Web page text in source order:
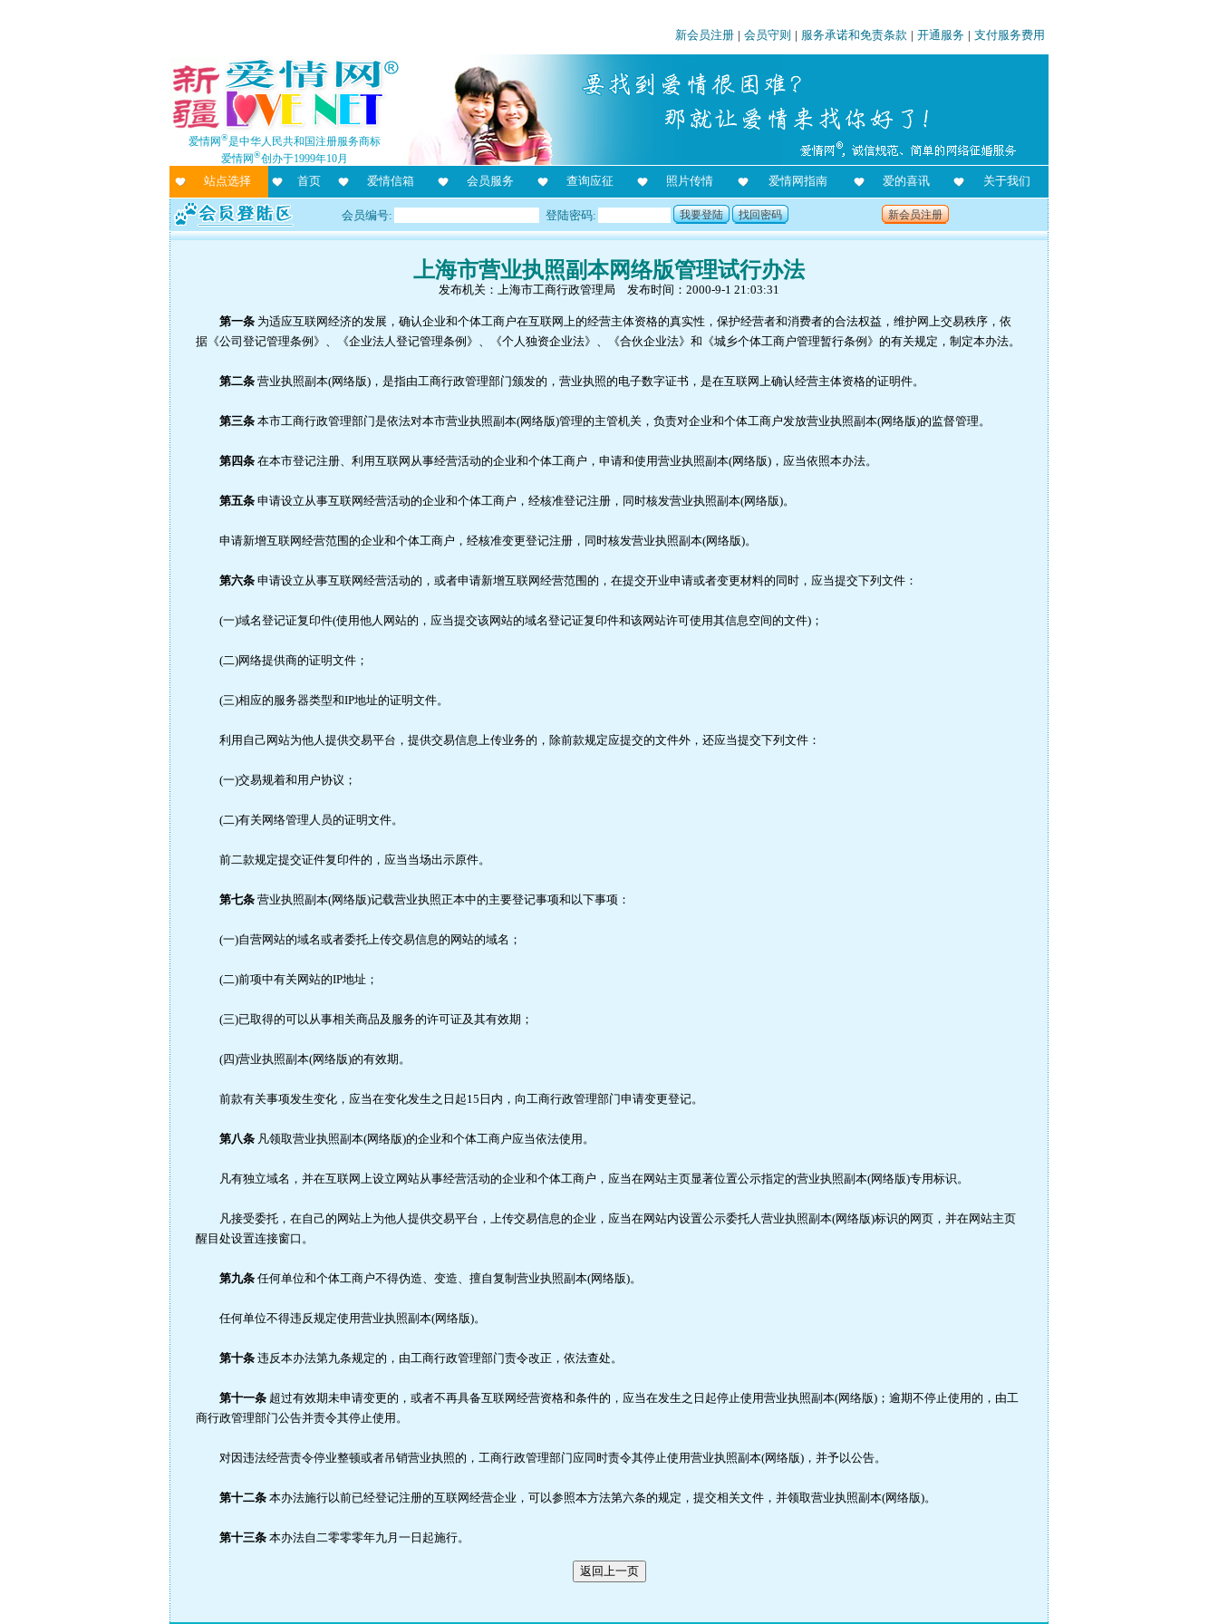
新会员注册 | 会员守则 | 服务承诺和免责条款 | 开通服务 | 支付服务费用
爱情网®是中华人民共和国注册服务商标
爱情网®创办于1999年10月
站点选择 首页 爱情信箱 会员服务 查询应征 照片传情 爱情网指南 爱的喜讯 关于我们
会员编号: 登陆密码: 我要登陆 找回密码 新会员注册
上海市营业执照副本网络版管理试行办法
发布机关：上海市工商行政管理局 发布时间：2000-9-1 21:03:31
第一条 为适应互联网经济的发展，确认企业和个体工商户在互联网上的经营主体资格的真实性，保护经营者和消费者的合法权益，维护网上交易秩序，依
据《公司登记管理条例》、《企业法人登记管理条例》、《个人独资企业法》、《合伙企业法》和《城乡个体工商户管理暂行条例》的有关规定，制定本办法。
第二条 营业执照副本(网络版)，是指由工商行政管理部门颁发的，营业执照的电子数字证书，是在互联网上确认经营主体资格的证明件。
第三条 本市工商行政管理部门是依法对本市营业执照副本(网络版)管理的主管机关，负责对企业和个体工商户发放营业执照副本(网络版)的监督管理。
第四条 在本市登记注册、利用互联网从事经营活动的企业和个体工商户，申请和使用营业执照副本(网络版)，应当依照本办法。
第五条 申请设立从事互联网经营活动的企业和个体工商户，经核准登记注册，同时核发营业执照副本(网络版)。
申请新增互联网经营范围的企业和个体工商户，经核准变更登记注册，同时核发营业执照副本(网络版)。
第六条 申请设立从事互联网经营活动的，或者申请新增互联网经营范围的，在提交开业申请或者变更材料的同时，应当提交下列文件：
(一)域名登记证复印件(使用他人网站的，应当提交该网站的域名登记证复印件和该网站许可使用其信息空间的文件)；
(二)网络提供商的证明文件；
(三)相应的服务器类型和IP地址的证明文件。
利用自己网站为他人提供交易平台，提供交易信息上传业务的，除前款规定应提交的文件外，还应当提交下列文件：
(一)交易规着和用户协议；
(二)有关网络管理人员的证明文件。
前二款规定提交证件复印件的，应当当场出示原件。
第七条 营业执照副本(网络版)记载营业执照正本中的主要登记事项和以下事项：
(一)自营网站的域名或者委托上传交易信息的网站的域名；
(二)前项中有关网站的IP地址；
(三)已取得的可以从事相关商品及服务的许可证及其有效期；
(四)营业执照副本(网络版)的有效期。
前款有关事项发生变化，应当在变化发生之日起15日内，向工商行政管理部门申请变更登记。
第八条 凡领取营业执照副本(网络版)的企业和个体工商户应当依法使用。
凡有独立域名，并在互联网上设立网站从事经营活动的企业和个体工商户，应当在网站主页显著位置公示指定的营业执照副本(网络版)专用标识。
凡接受委托，在自己的网站上为他人提供交易平台，上传交易信息的企业，应当在网站内设置公示委托人营业执照副本(网络版)标识的网页，并在网站主页
醒目处设置连接窗口。
第九条 任何单位和个体工商户不得伪造、变造、擅自复制营业执照副本(网络版)。
任何单位不得违反规定使用营业执照副本(网络版)。
第十条 违反本办法第九条规定的，由工商行政管理部门责令改正，依法查处。
第十一条 超过有效期未申请变更的，或者不再具备互联网经营资格和条件的，应当在发生之日起停止使用营业执照副本(网络版)；逾期不停止使用的，由工
商行政管理部门公告并责令其停止使用。
对因违法经营责令停业整顿或者吊销营业执照的，工商行政管理部门应同时责令其停止使用营业执照副本(网络版)，并予以公告。
第十二条 本办法施行以前已经登记注册的互联网经营企业，可以参照本方法第六条的规定，提交相关文件，并领取营业执照副本(网络版)。
第十三条 本办法自二零零零年九月一日起施行。